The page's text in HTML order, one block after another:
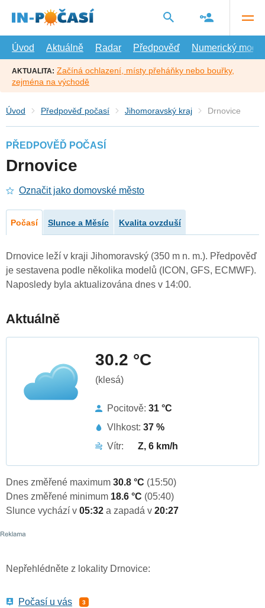
hlavní
Úvod
Aktuálně Radar Předpověď Numerický model
AKTUALITA: Začíná ochlazení, místy přeháňky nebo bouřky,
zejména na východě
Úvod Předpověď počasí Jihomoravský kraj Drnovice
PŘEDPOVĚĎ POČASÍ
Drnovice
Označit jako domovské město
Počasí Slunce a Měsíc Kvalita ovzduší
Drnovice leží v kraji Jihomoravský (350 m n. m.). Předpověď
je sestavena podle několika modelů (ICON, GFS, ECMWF).
Naposledy byla aktualizována dnes v 14:00.
Aktuálně
30.2 °C
(klesá)
Pocitově: 31 °C
Vlhkost: 37 %
Vítr:
Z, 6 km/h
Dnes změřené maximum 30.8 °C (15:50)
Dnes změřené minimum 18.6 °C (05:40)
Slunce vychází v 05:32 a zapadá v 20:27
Nepřehlédněte z lokality Drnovice:
Počasí u vás 3